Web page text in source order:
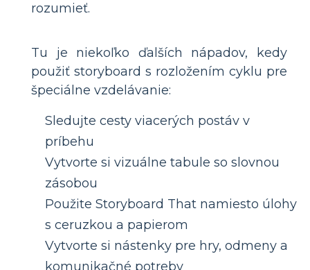
rozumieť.
Tu je niekoľko ďalších nápadov, kedy
použiť storyboard s rozložením cyklu pre
špeciálne vzdelávanie:
Sledujte cesty viacerých postáv v
príbehu
Vytvorte si vizuálne tabule so slovnou
zásobou
Použite Storyboard That namiesto úlohy
s ceruzkou a papierom
Vytvorte si nástenky pre hry, odmeny a
komunikačné potreby